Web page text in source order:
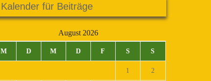
Kalender für Beiträge
August 2026
M D M D F S S
1 2